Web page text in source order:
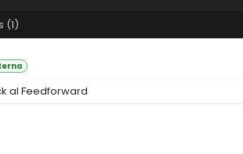
(1)
al Feedforward